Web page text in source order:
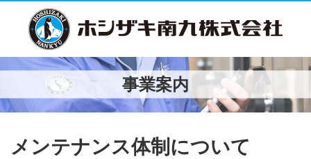
事業案内
メンテナンス体制について